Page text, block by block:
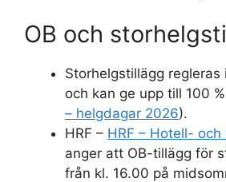
OB och
Storhelgstillägg regleras
och kan ge upp till 100
– helgdagar 2026).
HRF – HRF – Hotell-
anger att OB-tillägg för
från kl. 16.00 på